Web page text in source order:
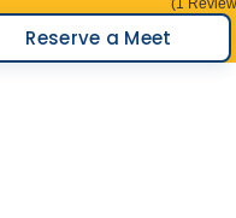
(1
Reserve a Meet